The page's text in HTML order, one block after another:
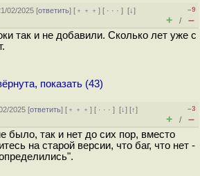
02/2025 [ответить] [ ﹢﹢﹢] [ · · ·][↓]
–9
+ / –
так и не добавили. Сколько лет уже с
показать (43)
2025 [ответить] [ ﹢﹢﹢] [ · · ·][↓] [↑]
–3
+ / –
было, так и нет до сих пор, вместо
на старой версии, что баг, что нет -